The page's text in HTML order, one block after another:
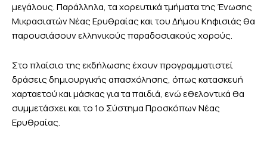
μεγάλους. Παράλληλα, τα χορευτικά τμήματα της Ένωσης
Μικρασιατών Νέας Ερυθραίας και του Δήμου Κηφισιάς θα
παρουσιάσουν ελληνικούς παραδοσιακούς χορούς.
Στο πλαίσιο της εκδήλωσης έχουν προγραμματιστεί
δράσεις δημιουργικής απασχόλησης, όπως κατασκευή
χαρταετού και μάσκας για τα παιδιά, ενώ εθελοντικά θα
συμμετάσχει και το 1ο Σύστημα Προσκόπων Νέας
Ερυθραίας.